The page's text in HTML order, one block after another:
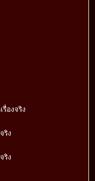
องจริง
ริง
ริง